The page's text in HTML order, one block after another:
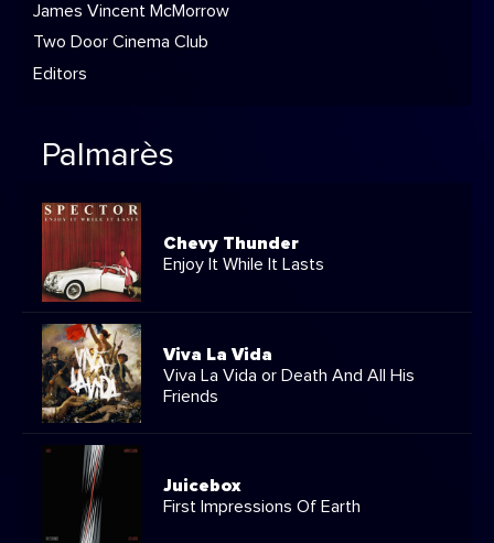
James Vincent McMorrow
Two Door Cinema Club
Editors
Palmarès
Chevy Thunder
Enjoy It While It Lasts
Viva La Vida
Viva La Vida or Death And All His
Friends
Juicebox
First Impressions Of Earth